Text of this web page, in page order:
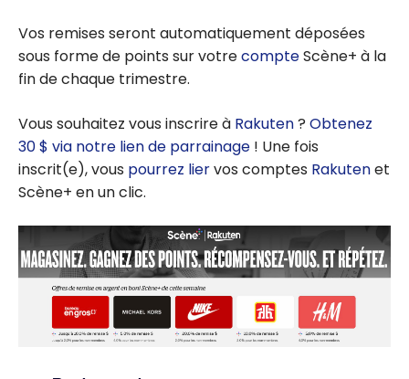
Vos remises seront automatiquement déposées
sous forme de points sur votrecompteScène+ à la
fin de chaque trimestre.
Vous souhaitez vous inscrire à Rakuten? Obtenez
30 $ via notre lien de parrainage ! Une fois
inscrit(e), vous pourrez liervos comptes Rakutenet
Scène+ en un clic.